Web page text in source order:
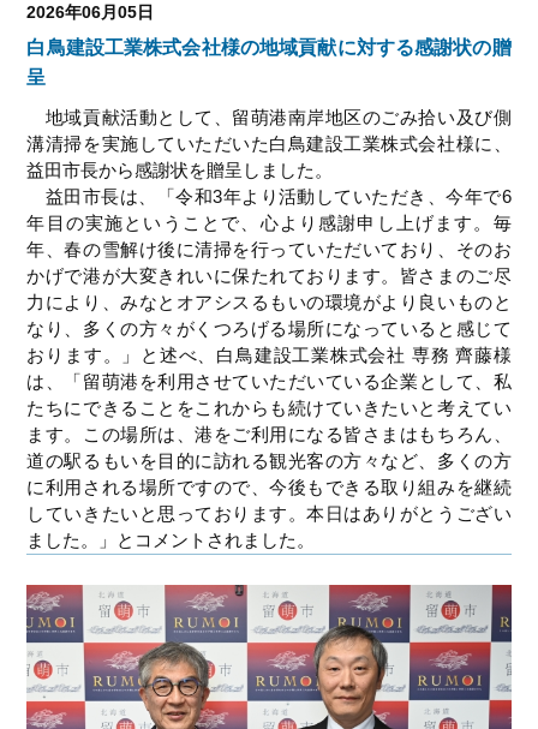
2026年06月05日
白鳥建設工業株式会社様の地域貢献に対する感謝状の贈
呈
地域貢献活動として、留萌港南岸地区のごみ拾い及び側
溝清掃を実施していただいた白鳥建設工業株式会社様に、
益田市長から感謝状を贈呈しました。
益田市長は、「令和3年より活動していただき、今年で6
年目の実施ということで、心より感謝申し上げます。毎
年、春の雪解け後に清掃を行っていただいており、そのお
かげで港が大変きれいに保たれております。皆さまのご尽
力により、みなとオアシスるもいの環境がより良いものと
なり、多くの方々がくつろげる場所になっていると感じて
おります。
」と述べ、白鳥建設工業株式会社 専務 齊藤様
は、「留萌港を利用させていただいている企業として、私
たちにできることをこれからも続けていきたいと考えてい
ます。この場所は、港をご利用になる皆さまはもちろん、
道の駅るもいを目的に訪れる観光客の方々など、多くの方
に利用される場所ですので、今後もできる取り組みを継続
していきたいと思っております。本日はありがとうござい
ました。
」とコメントされました。